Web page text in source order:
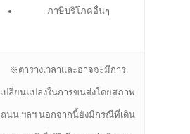
ภาษีบริโภคอื่นๆ
※ตารางเวลาและอาจจะมีการ
เปลี่ยนแปลงในการขนส่งโดยสภาพ
ถนน ฯลฯ นอกจากนี้ยังมีกรณีที่เดิน